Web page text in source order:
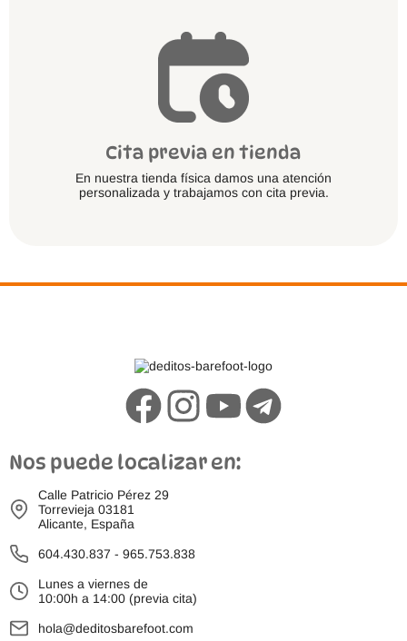
Cita previa en tienda
En nuestra tienda física damos una atención
personalizada y trabajamos con cita previa.
Nos puede localizar en:
Calle Patricio Pérez 29
Torrevieja 03181
Alicante, España
604.430.837 - 965.753.838
Lunes a viernes de
10:00h a 14:00 (previa cita)
hola@deditosbarefoot.com